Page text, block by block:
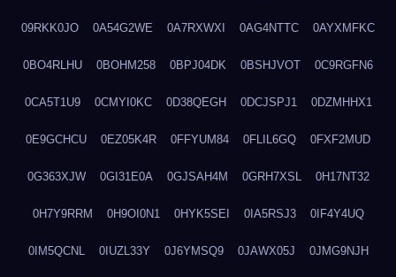
09RKK0JO 0A54G2WE 0A7RXWXI 0AG4NTTC 0AYXMFKC
0BO4RLHU 0BOHM258 0BPJ04DK 0BSHJVOT 0C9RGFN6
0CA5T1U9 0CMYI0KC 0D38QEGH 0DCJSPJ1 0DZMHHX1
0E9GCHCU 0EZ05K4R 0FFYUM84 0FLIL6GQ 0FXF2MUD
0G363XJW 0GI31E0A 0GJSAH4M 0GRH7XSL 0H17NT32
0H7Y9RRM 0H9OI0N1 0HYK5SEI 0IA5RSJ3 0IF4Y4UQ
0IM5QCNL 0IUZL33Y 0J6YMSQ9 0JAWX05J 0JMG9NJH